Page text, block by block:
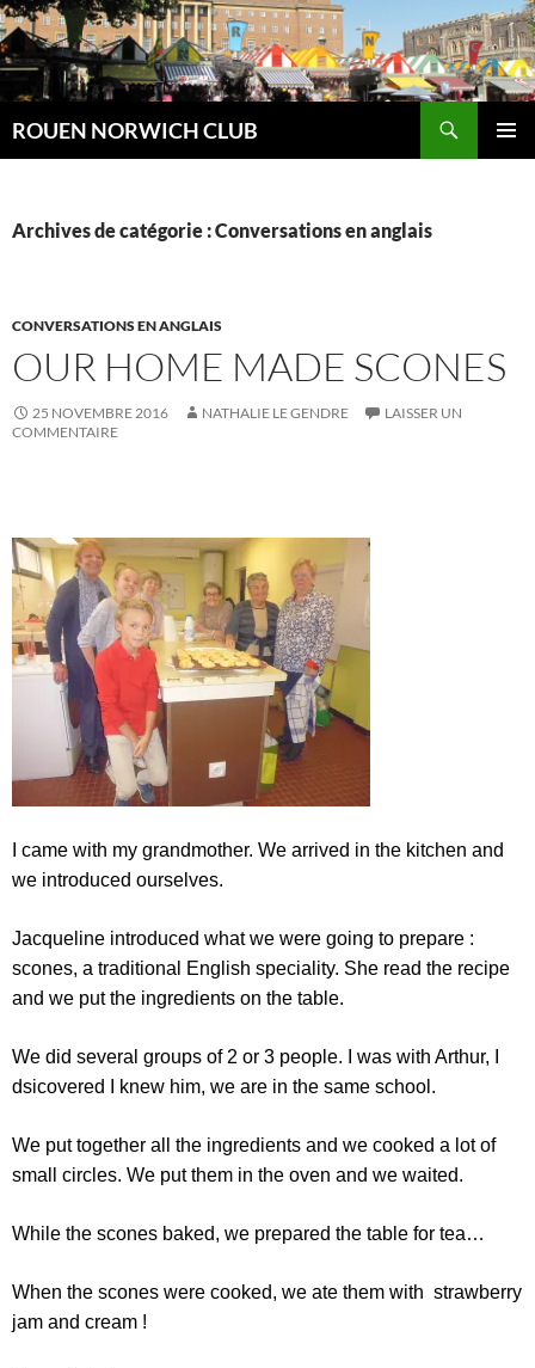
Aller
au
contenu
ROUEN NORWICH CLUB
Archives de catégorie : Conversations en anglais
CONVERSATIONS EN ANGLAIS
OUR HOME MADE SCONES
25 NOVEMBRE 2016 NATHALIE LE GENDRE
LAISSER UN
COMMENTAIRE
I came with my grandmother. We arrived in the kitchen and
we introduced ourselves.
Jacqueline introduced what we were going to prepare :
scones, a traditional English speciality. She read the recipe
and we put the ingredients on the table.
We did several groups of 2 or 3 people. I was with Arthur, I
dsicovered I knew him, we are in the same school.
We put together all the ingredients and we cooked a lot of
small circles. We put them in the oven and we waited.
While the scones baked, we prepared the table for tea…
When the scones were cooked, we ate them with strawberry
jam and cream !